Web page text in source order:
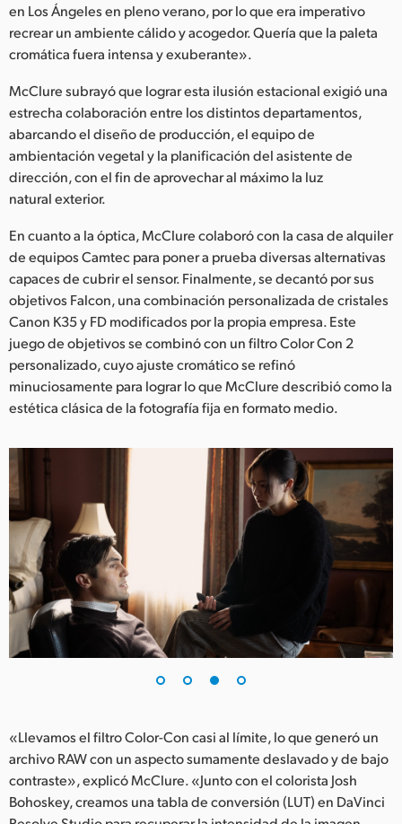
en Los Ángeles en pleno verano, por lo que era imperativo
recrear un ambiente cálido y acogedor. Quería que la paleta
cromática fuera intensa y exuberante».
McClure subrayó que lograr esta ilusión estacional exigió una
estrecha colaboración entre los distintos departamentos,
abarcando el diseño de producción, el equipo de
ambientación vegetal y la planificación del asistente de
dirección, con el fin de aprovechar al máximo la luz
natural exterior.
En cuanto a la óptica, McClure colaboró con la casa de alquiler
de equipos Camtec para poner a prueba diversas alternativas
capaces de cubrir el sensor. Finalmente, se decantó por sus
objetivos Falcon, una combinación personalizada de cristales
Canon K35 y FD modificados por la propia empresa. Este
juego de objetivos se combinó con un filtro Color Con 2
personalizado, cuyo ajuste cromático se refinó
minuciosamente para lograr lo que McClure describió como la
estética clásica de la fotografía fija en formato medio.
«Llevamos el filtro Color-Con casi al límite, lo que generó un
archivo RAW con un aspecto sumamente deslavado y de bajo
contraste», explicó McClure. «Junto con el colorista Josh
Bohoskey, creamos una tabla de conversión (LUT) en DaVinci